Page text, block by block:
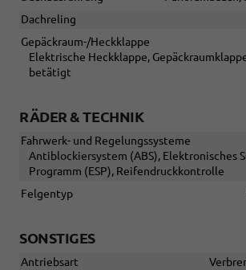
Dachreling
Gepäckraum-/Heckklappe
Elektrische Heckklappe,
betätigt
RÄDER & TECHNIK
Fahrwerk- und Regelungssysteme
Antiblockiersystem (ABS), Elektronisches
Programm (ESP), Reifendruckkontrolle
Felgentyp
SONSTIGES
Antriebsart